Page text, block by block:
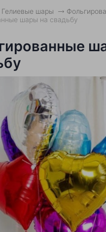
Гелиевые шары
шары на свадьбу